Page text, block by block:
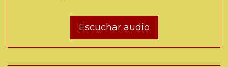
Escuchar audio